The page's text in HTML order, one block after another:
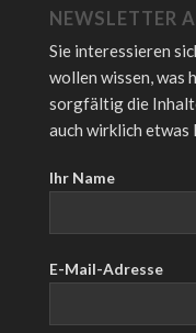
NEWSLETTER
Sie interessieren
wollen wissen, was
sorgfältig die
auch wirklich
Ihr Name
E-Mail-Adresse